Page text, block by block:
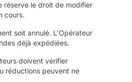
réserve le droit de modifier
cours.
soit annulé. L'Opérateur
déjà expédiées.
doivent vérifier
réductions peuvent ne